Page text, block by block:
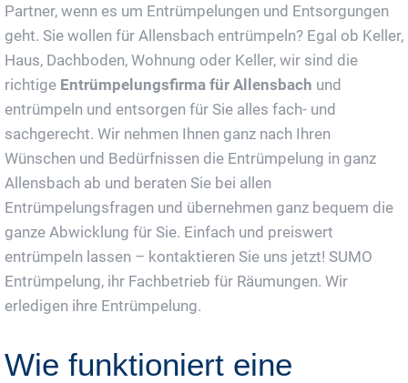
Partner, wenn es um Entrümpelungen und Entsorgungen
geht. Sie wollen für Allensbach entrümpeln? Egal ob Keller,
Haus, Dachboden, Wohnung oder Keller, wir sind die
richtige Entrümpelungsfirma für Allensbach und
entrümpeln und entsorgen für Sie alles fach- und
sachgerecht. Wir nehmen Ihnen ganz nach Ihren
Wünschen und Bedürfnissen die Entrümpelung in ganz
Allensbach ab und beraten Sie bei allen
Entrümpelungsfragen und übernehmen ganz bequem die
ganze Abwicklung für Sie. Einfach und preiswert
entrümpeln lassen – kontaktieren Sie uns jetzt! SUMO
Entrümpelung, ihr Fachbetrieb für Räumungen. Wir
erledigen ihre Entrümpelung.
Wie funktioniert eine